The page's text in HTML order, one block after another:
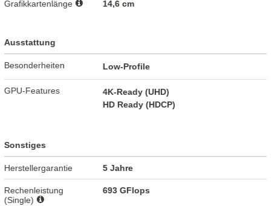
Grafikkartenlänge 14,6 cm
Ausstattung
Besonderheiten Low-Profile
GPU-Features
4K-Ready (UHD)
HD Ready (HDCP)
Sonstiges
Herstellergarantie 5 Jahre
Rechenleistung
(Single)
693 GFlops